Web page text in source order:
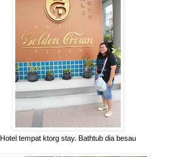
Hotel tempat ktorg stay. Bathtub dia besau